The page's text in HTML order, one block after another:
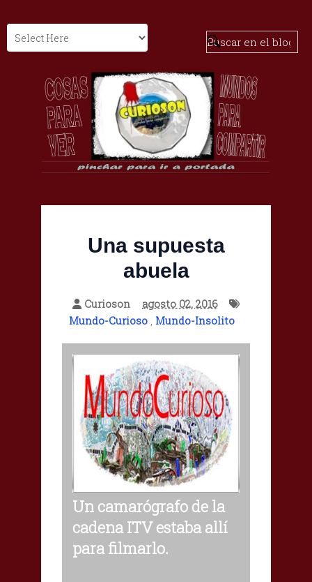
Una supuesta
abuela
Curioson
agosto 02, 2016
Mundo-Curioso , Mundo-Insolito
Un camarógrafo de la
cadena ITV estaba allí
para filmarlo.